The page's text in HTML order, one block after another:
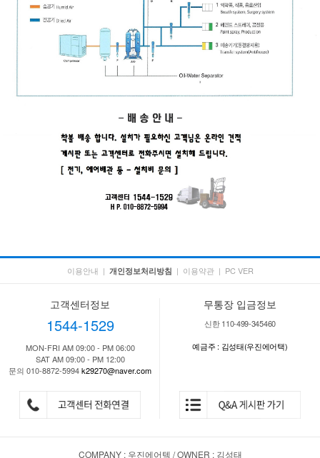
이용안내 | 개인정보처리방침 | 이용약관 | PC VER
고객센터정보
1544-1529
MON-FRI AM 09:00 - PM 06:00
SAT AM 09:00 - PM 12:00
문의 010-8872-5994k29270@naver.com
무통장 입금정보
신한 110-499-345460
예금주 : 김성태(우진에어택)
COMPANY : 우진에어텍 / OWNER : 김성태